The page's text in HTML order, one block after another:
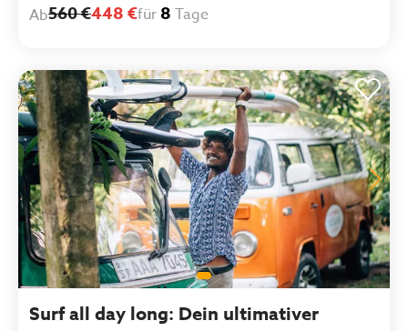
Ab560 €448 €für 8 Tage
Surf all day long: Dein ultimativer